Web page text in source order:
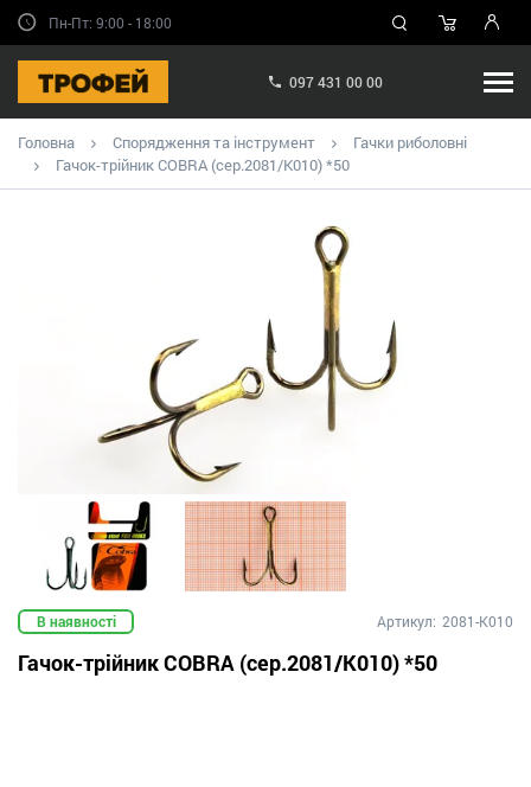
Пн-Пт: 9:00 - 18:00
097 431 00 00
Головна Спорядження та інструмент
Гачки риболовні
Гачок-трійник COBRA (сер.2081/К010) *50
В наявності Артикул: 2081-K010
Гачок-трійник COBRA (сер.2081/К010) *50